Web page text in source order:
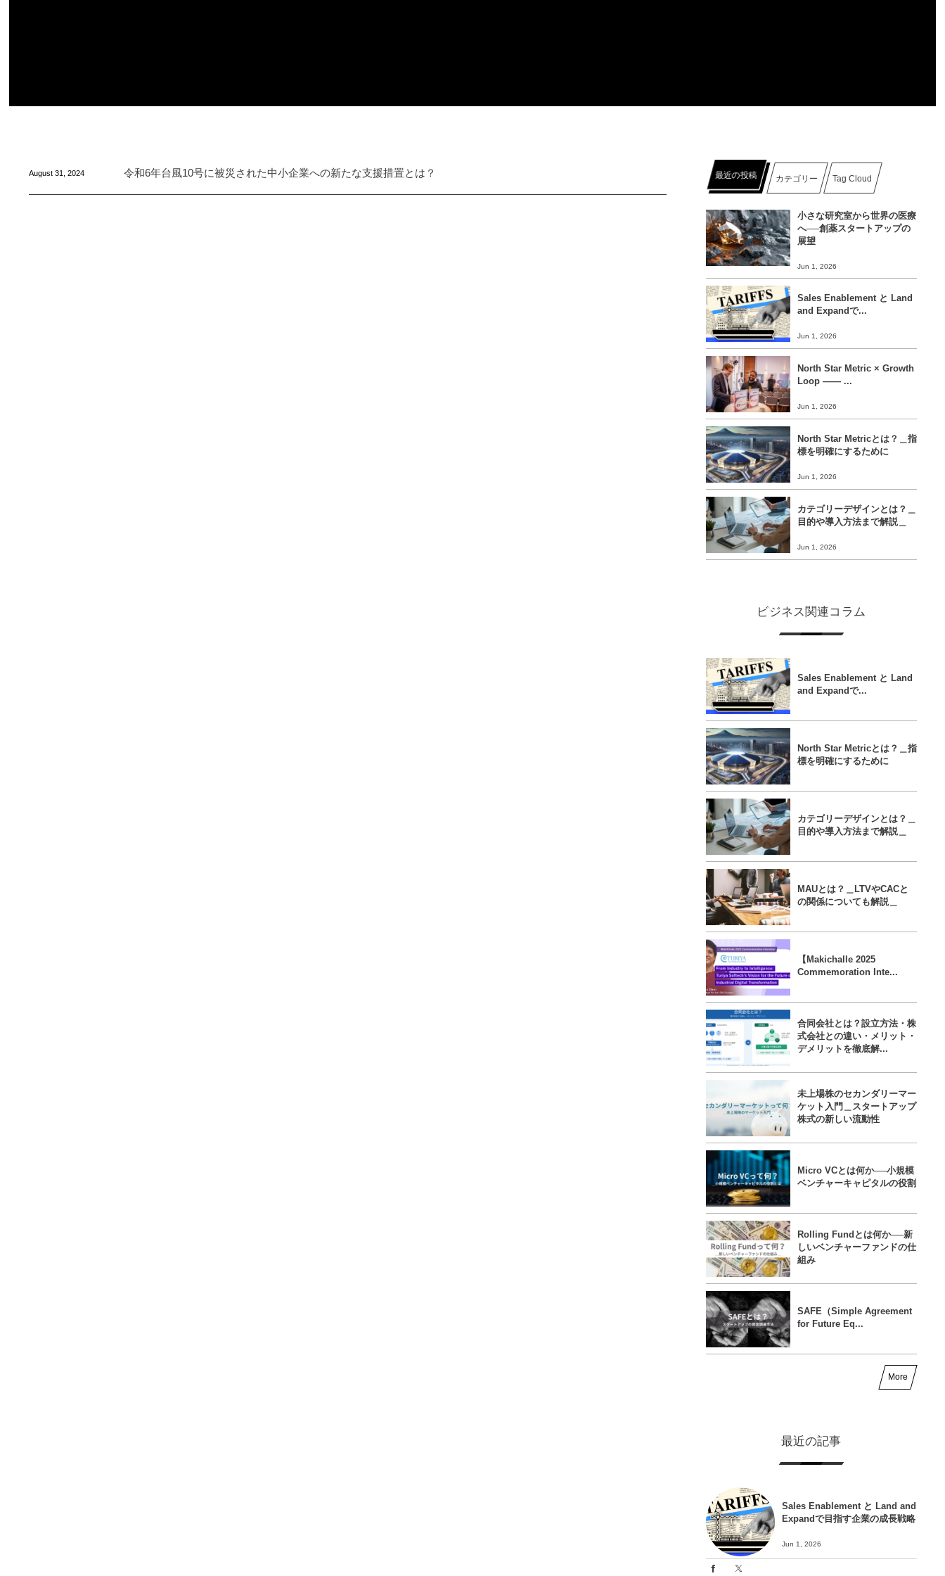
August 31 2024 令和6年台風10号に被災された中小企業への新たな支援措置とは？ 最近の投稿 カテゴリー Tag Cloud
小さな研究室から世界の医療
へ──創薬スタートアップの
展望
Jun 1, 2026
Sales Enablement と Land
and Expandで...
Jun 1, 2026
North Star Metric × Growth
Loop ―― ...
Jun 1, 2026
North Star Metricとは？＿指
標を明確にするために
Jun 1, 2026
カテゴリーデザインとは？＿
目的や導入方法まで解説＿
Jun 1, 2026
ビジネス関連コラム
Sales Enablement と Land
and Expandで...
North Star Metricとは？＿指
標を明確にするために
カテゴリーデザインとは？＿
目的や導入方法まで解説＿
MAUとは？＿LTVやCACと
の関係についても解説＿
【Makichalle 2025
Commemoration Inte...
合同会社とは？設立方法・株
式会社との違い・メリット・
デメリットを徹底解...
未上場株のセカンダリーマー
ケット入門＿スタートアップ
株式の新しい流動性
Micro VCとは何か──小規模
ベンチャーキャピタルの役割
Rolling Fundとは何か──新
しいベンチャーファンドの仕
組み
SAFE（Simple Agreement
for Future Eq...
More
最近の記事
Sales Enablement と Land and
Expandで目指す企業の成長戦略
Jun 1, 2026